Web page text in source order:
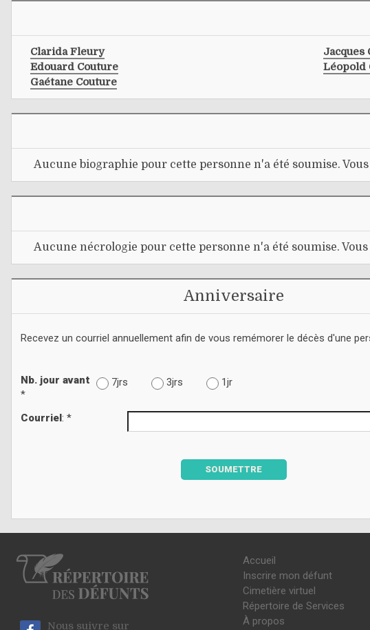
Clarida Fleury
Edouard Couture
Gaétane Couture
Jacques
Léopold
Aucune biographie pour cette personne n'a été soumise.
Aucune nécrologie pour cette personne n'a été soumise.
Anniversaire
Recevez un courriel annuellement afin de vous remémorer le décès d'une
Nb. jour avant
*
7jrs 3jrs 1jr
Courriel: *
SOUMETTRE
Nous suivre sur
Accueil
Inscrire mon défunt
Cimetière virtuel
Répertoire de Services
À propos